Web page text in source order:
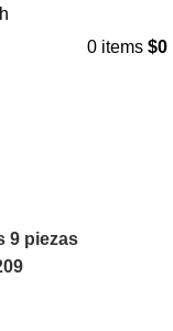
0 items $0
9 piezas